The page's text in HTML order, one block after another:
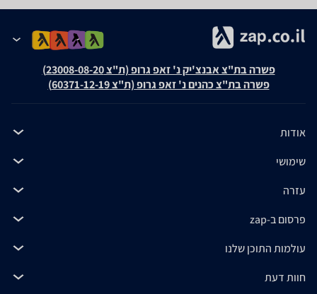
פשרה בת"צ אבנצ'יק נ' זאפ גרופ (ת"צ 23008-08-20)
פשרה בת"צ כהנים נ' זאפ גרופ (ת"צ 60371-12-19)
אודות
שימושי
עזרה
פרסום ב-zap
עולמות התוכן שלנו
חוות דעת